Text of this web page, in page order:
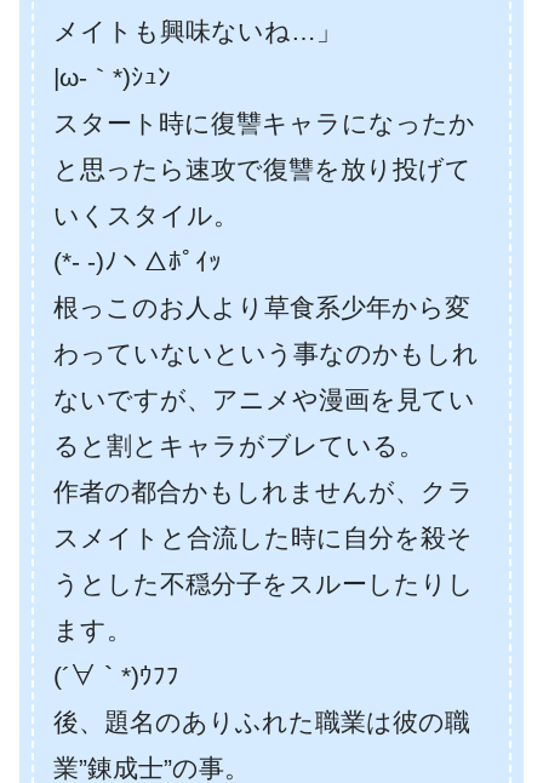
メイトも興味ないね…」
|ω-｀*)ｼｭﾝ
スタート時に復讐キャラになったか
と思ったら速攻で復讐を放り投げて
いくスタイル。
(*- -)ﾉヽ△ﾎﾟｲｯ
根っこのお人より草食系少年から変
わっていないという事なのかもしれ
ないですが、アニメや漫画を見てい
ると割とキャラがブレている。
作者の都合かもしれませんが、クラ
スメイトと合流した時に自分を殺そ
うとした不穏分子をスルーしたりし
ます。
(´∀｀*)ｳﾌﾌ
後、題名のありふれた職業は彼の職
業”錬成士”の事。